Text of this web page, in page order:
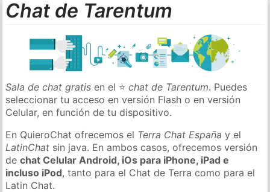
Chat de Tarentum
Sala de chat gratis en el ⭐chat de Tarentum. Puedes
seleccionar tu acceso en versión Flash o en versión
Celular, en función de tu dispositivo.
En QuieroChat ofrecemos el Terra Chat España y el
LatinChat sin java. En ambos casos, ofrecemos versión
dechat Celular Android, iOs para iPhone, iPad e
incluso iPod, tanto para el Chat de Terra como para el
Latin Chat.